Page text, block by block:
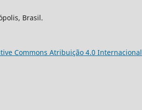
Brasil.
Commons Atribuição 4.0 Internacional